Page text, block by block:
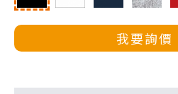
我要詢價